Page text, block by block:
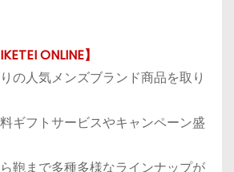
の人気メンズブランド商品を取り
ギフトサービスやキャンペーン盛
鞄まで多種多様なラインナップが